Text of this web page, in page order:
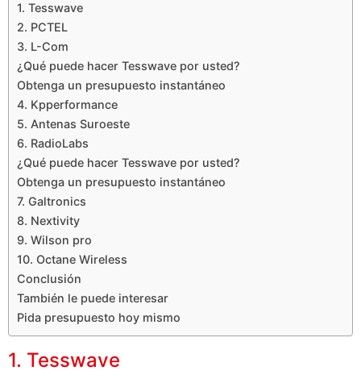
1. Tesswave
2. PCTEL
3. L-Com
¿Qué puede hacer Tesswave por usted?
Obtenga un presupuesto instantáneo
4. Kpperformance
5. Antenas Suroeste
6. RadioLabs
¿Qué puede hacer Tesswave por usted?
Obtenga un presupuesto instantáneo
7. Galtronics
8. Nextivity
9. Wilson pro
10. Octane Wireless
Conclusión
También le puede interesar
Pida presupuesto hoy mismo
1. Tesswave